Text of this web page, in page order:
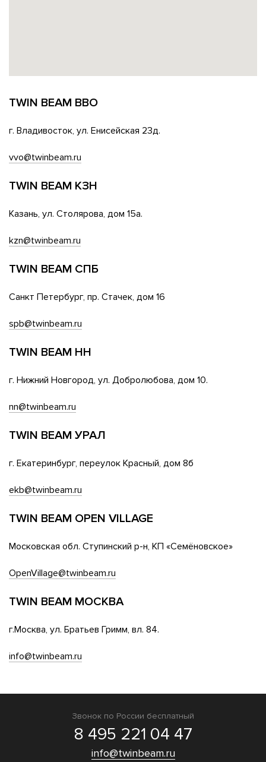
TWIN BEAM ВВО
г. Владивосток, ул. Енисейская 23д.
vvo@twinbeam.ru
TWIN BEAM КЗН
Казань, ул. Столярова, дом 15а.
kzn@twinbeam.ru
TWIN BEAM СПБ
Санкт Петербург, пр. Стачек, дом 16
spb@twinbeam.ru
TWIN BEAM НН
г. Нижний Новгород, ул. Добролюбова, дом 10.
nn@twinbeam.ru
TWIN BEAM УРАЛ
г. Екатеринбург, переулок Красный, дом 8б
ekb@twinbeam.ru
TWIN BEAM OPEN VILLAGE
Московская обл. Ступинский р-н, КП «Семёновское»
OpenVillage@twinbeam.ru
TWIN BEAM МОСКВА
г.Москва, ул. Братьев Гримм, вл. 84.
info@twinbeam.ru
Звонок по России бесплатный
8 495 221 04 47
info@twinbeam.ru